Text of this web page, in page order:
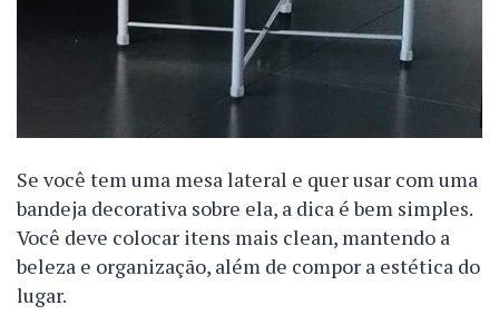
Se você tem uma mesa lateral e quer usar com uma
bandeja decorativa sobre ela, a dica é bem simples.
Você deve colocar itens mais clean, mantendo a
beleza e organização, além de compor a estética do
lugar.